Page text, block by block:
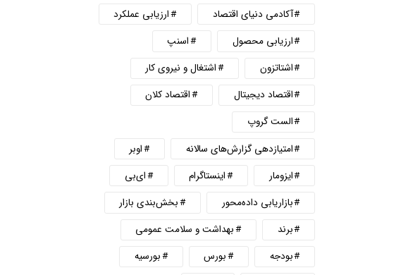
آکادمی دنیای اقتصاد
ارزیابی عملکرد
ارزیابی محصول
اسنپ
اشتاتزون
اشتغال و نیروی کار
اقتصاد دیجیتال
اقتصاد کلان
الست گروپ
امتیازدهی گزارش‌های سالانه
اوبر
ایزومار
اینستاگرام
ای‌بی
بازاریابی داده‌محور
بخش‌بندی بازار
برند
بهداشت و سلامت عمومی
بودجه
بورس
بورسیه